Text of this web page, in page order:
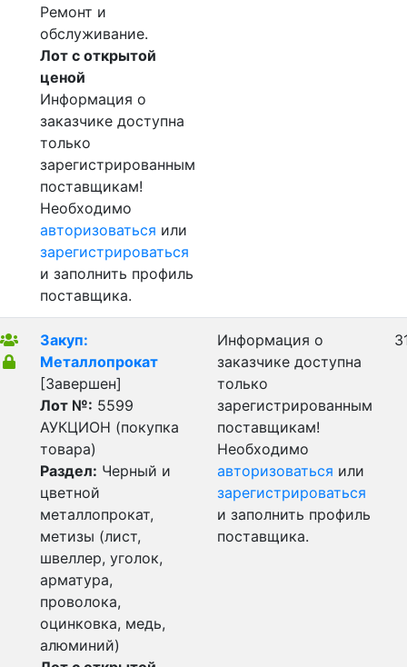
Ремонт и
обслуживание.
Лот с открытой
ценой
Информация о
заказчике доступна
только
зарегистрированным
поставщикам!
Необходимо
авторизоваться или
зарегистрироваться
и заполнить профиль
поставщика.
Закуп:
Металлопрокат
[Завершен]
Лот №: 5599
АУКЦИОН (покупка
товара)
Раздел: Черный и
цветной
металлопрокат,
метизы (лист,
швеллер, уголок,
арматура,
проволока,
оцинковка, медь,
алюминий)
Информация о
заказчике доступна
только
зарегистрированным
поставщикам!
Необходимо
авторизоваться или
зарегистрироваться
и заполнить профиль
поставщика.